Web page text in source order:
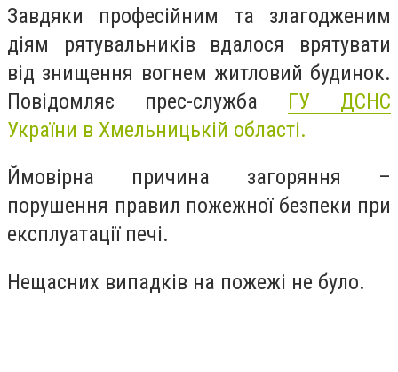
Завдяки професійним та злагодженим
діям рятувальників вдалося врятувати
від знищення вогнем житловий будинок.
Повідомляє прес-служба ГУ ДСНС
України в Хмельницькій області.
Ймовірна причина загоряння –
порушення правил пожежної безпеки при
експлуатації печі.
Нещасних випадків на пожежі не було.